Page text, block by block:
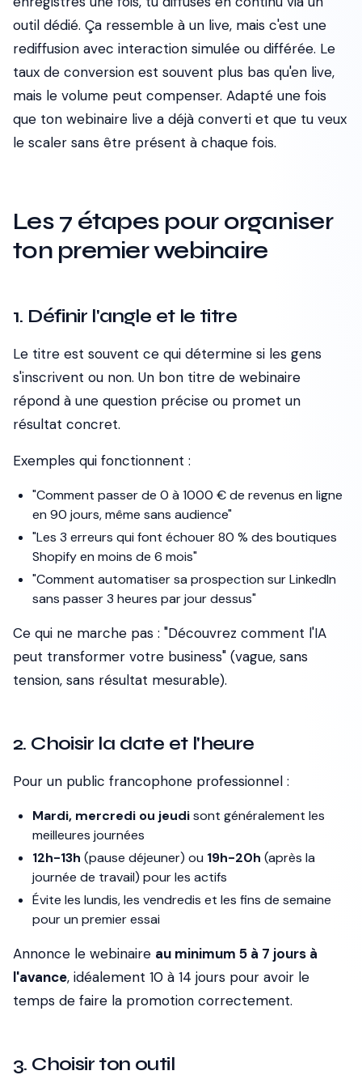
outil dédié. Ça ressemble à un live, mais c'est une
rediffusion avec interaction simulée ou différée. Le
taux de conversion est souvent plus bas qu'en live,
mais le volume peut compenser. Adapté une fois
que ton webinaire live a déjà converti et que tu veux
le scaler sans être présent à chaque fois.
Les 7 étapes pour organiser
ton premier webinaire
1. Définir l'angle et le titre
Le titre est souvent ce qui détermine si les gens
s'inscrivent ou non. Un bon titre de webinaire
répond à une question précise ou promet un
résultat concret.
Exemples qui fonctionnent :
"Comment passer de 0 à 1000 € de revenus en ligne
en 90 jours, même sans audience"
"Les 3 erreurs qui font échouer 80 % des boutiques
Shopify en moins de 6 mois"
"Comment automatiser sa prospection sur LinkedIn
sans passer 3 heures par jour dessus"
Ce qui ne marche pas : "Découvrez comment l'IA
peut transformer votre business" (vague, sans
tension, sans résultat mesurable).
2. Choisir la date et l'heure
Pour un public francophone professionnel :
Mardi, mercredi ou jeudisont généralement les
meilleures journées
12h-13h (pause déjeuner) ou 19h-20h (après la
journée de travail) pour les actifs
Évite les lundis, les vendredis et les fins de semaine
pour un premier essai
Annonce le webinaire au minimum 5 à 7 jours à
l'avance, idéalement 10 à 14 jours pour avoir le
temps de faire la promotion correctement.
3. Choisir ton outil